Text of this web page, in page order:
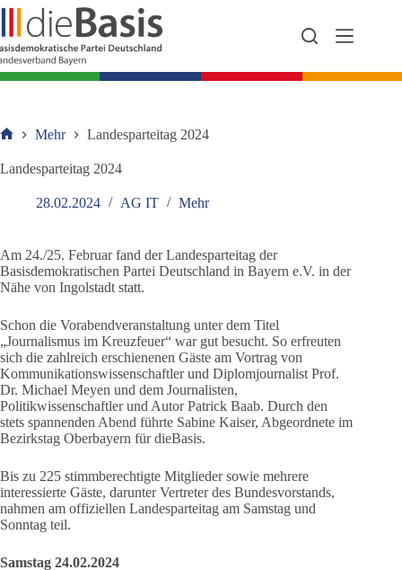
Zum
Inhalt
springen
Mehr Landesparteitag 2024
Landesparteitag 2024
28.02.2024 AG IT Mehr
Am 24./25. Februar fand der Landesparteitag der
Basisdemokratischen Partei Deutschland in Bayern e.V. in der
Nähe von Ingolstadt statt.
Schon die Vorabendveranstaltung unter dem Titel
„Journalismus im Kreuzfeuer“ war gut besucht. So erfreuten
sich die zahlreich erschienenen Gäste am Vortrag von
Kommunikationswissenschaftler und Diplomjournalist Prof.
Dr. Michael Meyen und dem Journalisten,
Politikwissenschaftler und Autor Patrick Baab. Durch den
stets spannenden Abend führte Sabine Kaiser, Abgeordnete im
Bezirkstag Oberbayern für dieBasis.
Bis zu 225 stimmberechtigte Mitglieder sowie mehrere
interessierte Gäste, darunter Vertreter des Bundesvorstands,
nahmen am offiziellen Landesparteitag am Samstag und
Sonntag teil.
Samstag 24.02.2024